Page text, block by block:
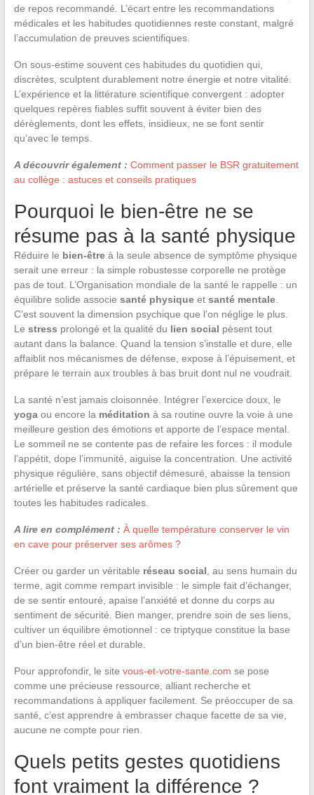
de repos recommandé. L’écart entre les recommandations
médicales et les habitudes quotidiennes reste constant, malgré
l’accumulation de preuves scientifiques.
On sous-estime souvent ces habitudes du quotidien qui,
discrètes, sculptent durablement notre énergie et notre vitalité.
L’expérience et la littérature scientifique convergent : adopter
quelques repères fiables suffit souvent à éviter bien des
dérèglements, dont les effets, insidieux, ne se font sentir
qu’avec le temps.
A découvrir également : Comment passer le BSR gratuitement
au collège : astuces et conseils pratiques
Pourquoi le bien-être ne se
résume pas à la santé physique
Réduire le bien-êtreà la seule absence de symptôme physique
serait une erreur : la simple robustesse corporelle ne protège
pas de tout. L’Organisation mondiale de la santé le rappelle : un
équilibre solide associe santé physiqueet santé mentale.
C’est souvent la dimension psychique que l’on néglige le plus.
Le stress prolongé et la qualité du lien social pèsent tout
autant dans la balance. Quand la tension s’installe et dure, elle
affaiblit nos mécanismes de défense, expose à l’épuisement, et
prépare le terrain aux troubles à bas bruit dont nul ne voudrait.
La santé n’est jamais cloisonnée. Intégrer l’exercice doux, le
yogaou encore la méditation à sa routine ouvre la voie à une
meilleure gestion des émotions et apporte de l’espace mental.
Le sommeil ne se contente pas de refaire les forces : il module
l’appétit, dope l’immunité, aiguise la concentration. Une activité
physique régulière, sans objectif démesuré, abaisse la tension
artérielle et préserve la santé cardiaque bien plus sûrement que
toutes les habitudes radicales.
A lire en complément : À quelle température conserver le vin
en cave pour préserver ses arômes ?
Créer ou garder un véritable réseau social , au sens humain du
terme, agit comme rempart invisible : le simple fait d’échanger,
de se sentir entouré, apaise l’anxiété et donne du corps au
sentiment de sécurité. Bien manger, prendre soin de ses liens,
cultiver un équilibre émotionnel : ce triptyque constitue la base
d’un bien-être réel et durable.
Pour approfondir, le site vous-et-votre-sante.com se pose
comme une précieuse ressource, alliant recherche et
recommandations à appliquer facilement. Se préoccuper de sa
santé, c’est apprendre à embrasser chaque facette de sa vie,
aucune ne compte pour rien.
Quels petits gestes quotidiens
font vraiment la différence ?